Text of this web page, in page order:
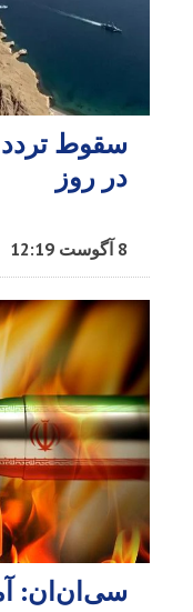
در روز
8 آگوست 12:19
سی‌ان‌ان: